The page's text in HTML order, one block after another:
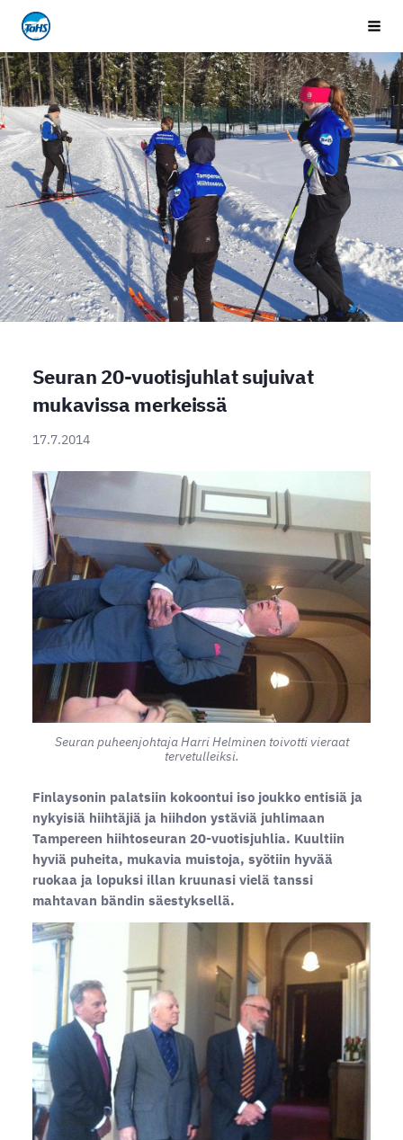
Siirry
sivun
sisältöön
Tampereen Hiihtoseura
Seuran 20-vuotisjuhlat sujuivat
mukavissa merkeissä
17.7.2014
Seuran puheenjohtaja Harri Helminen toivotti vieraat
tervetulleiksi.
Finlaysonin palatsiin kokoontui iso joukko entisiä ja
nykyisiä hiihtäjiä ja hiihdon ystäviä juhlimaan
Tampereen hiihtoseuran 20-vuotisjuhlia. Kuultiin
hyviä puheita, mukavia muistoja, syötiin hyvää
ruokaa ja lopuksi illan kruunasi vielä tanssi
mahtavan bändin säestyksellä.